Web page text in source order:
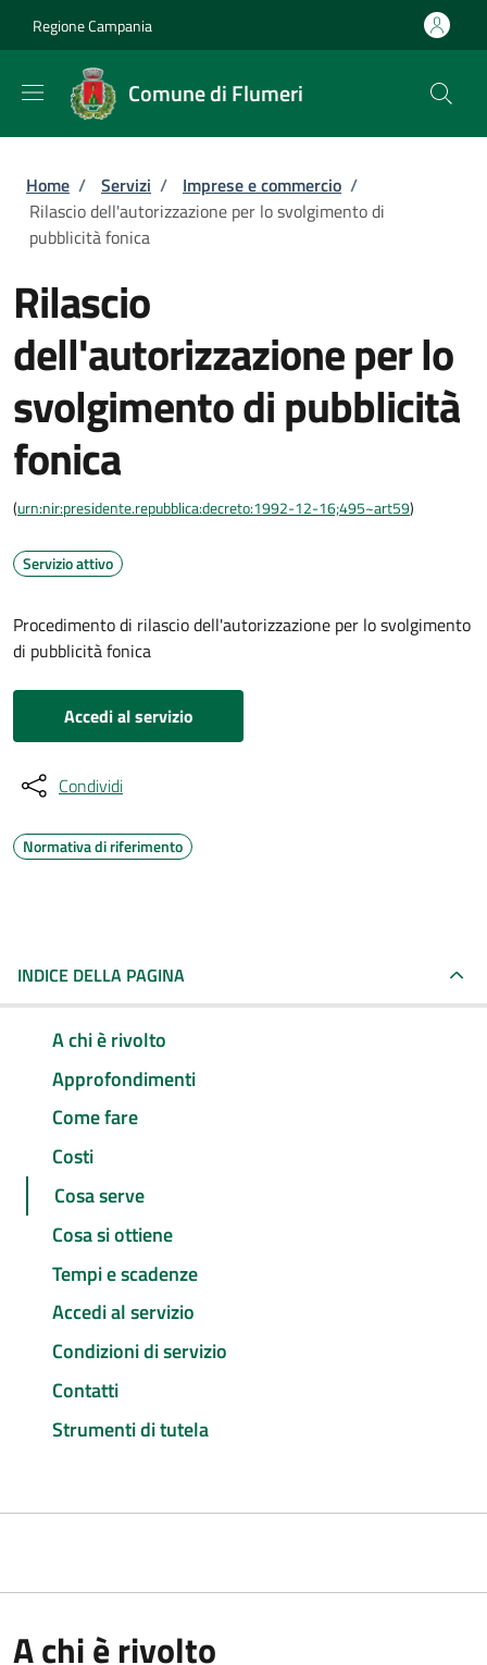
Regione Campania
Comune di Flumeri
Briciole di pane
Home / Servizi / Imprese e commercio /
Rilascio dell'autorizzazione per lo svolgimento di
pubblicità fonica
Rilascio
dell'autorizzazione per lo
svolgimento di pubblicità
fonica
(urn:nir:presidente.repubblica:decreto:1992-12-16;495~art59)
Servizio attivo
Procedimento di rilascio dell'autorizzazione per lo svolgimento
di pubblicità fonica
Accedi al servizio
Condividi
Normativa di riferimento
INDICE DELLA PAGINA
A chi è rivolto
Approfondimenti
Come fare
Costi
Cosa serve
Cosa si ottiene
Tempi e scadenze
Accedi al servizio
Condizioni di servizio
Contatti
Strumenti di tutela
A chi è rivolto